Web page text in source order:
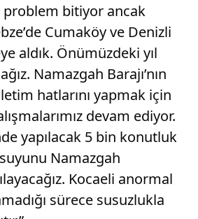
problem bitiyor ancak
Cumaköy ve Denizli
aldık. Önümüzdeki yıl
Namazgah Barajı’nın
hatlarını yapmak için
devam ediyor.
yapılacak 5 bin konutluk
Namazgah
Kocaeli anormal
sürece susuzlukla